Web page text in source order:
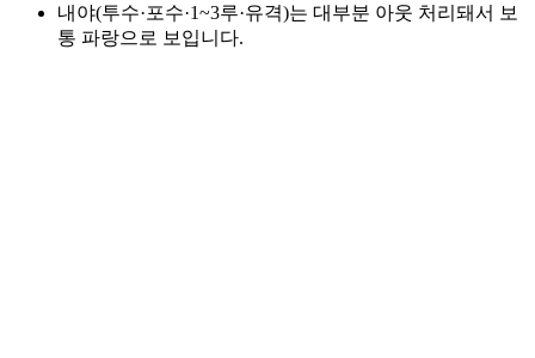
내야(투수·포수·1~3루·유격)는 대부분 아웃 처리돼서 보
통 파랑으로 보입니다.